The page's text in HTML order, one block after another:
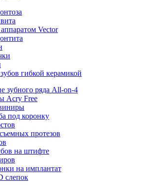
Vector
гибкой керамикой
зубного ряда All‑on‑4
Acry Free
под коронку
протезов
на штифте
на имплантат
слепок